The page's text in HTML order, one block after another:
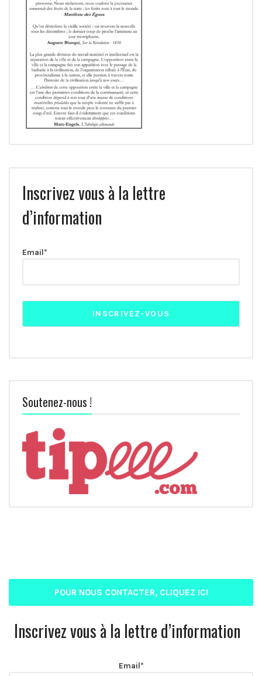
Inscrivez vous à la lettre
d’information
Email*
Soutenez-nous !
POUR NOUS CONTACTER, CLIQUEZ ICI
Inscrivez vous à la lettre d’information
Email*